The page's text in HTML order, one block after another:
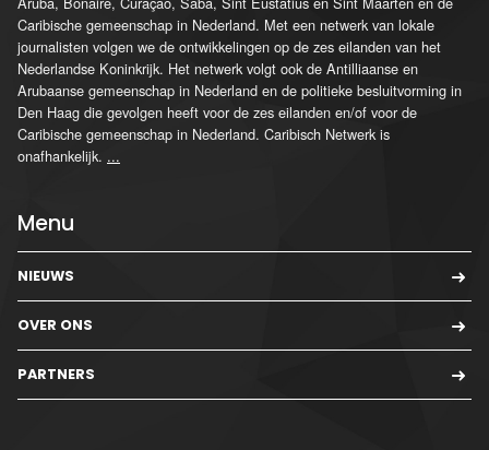
Caribische gemeenschap in Nederland. Met een netwerk van lokale
journalisten volgen we de ontwikkelingen op de zes eilanden van het
Nederlandse Koninkrijk. Het netwerk volgt ook de Antilliaanse en
Arubaanse gemeenschap in Nederland en de politieke besluitvorming in
Den Haag die gevolgen heeft voor de zes eilanden en/of voor de
Caribische gemeenschap in Nederland. Caribisch Netwerk is
onafhankelijk. ...
Menu
NIEUWS
OVER ONS
PARTNERS